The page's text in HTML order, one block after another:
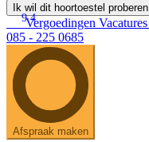
Ik wil dit hoortoestel proberen
9.4
Vergoedingen Vacatures
085 - 225 0685
Afspraak maken